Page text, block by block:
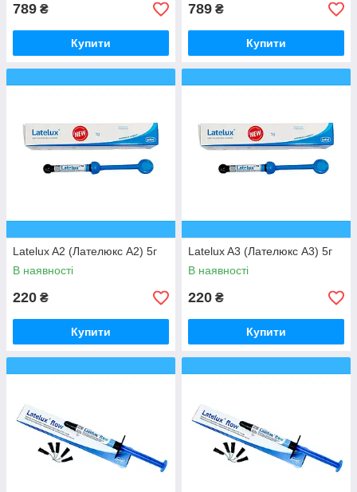
789 ₴
Купити
789 ₴
Купити
Latelux A2 (Лателюкс А2) 5г
В наявності
220 ₴
Купити
Latelux A3 (Лателюкс А3) 5г
В наявності
220 ₴
Купити